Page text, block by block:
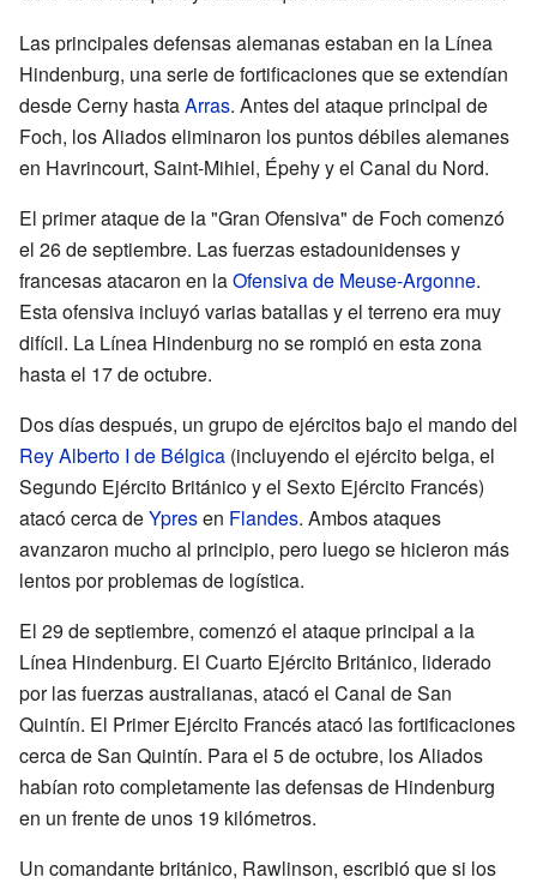
Las principales defensas alemanas estaban en la Línea
Hindenburg, una serie de fortificaciones que se extendían
desde Cerny hastaArras. Antes del ataque principal de
Foch, los Aliados eliminaron los puntos débiles alemanes
en Havrincourt, Saint-Mihiel, Épehy y el Canal du Nord.
El primer ataque de la "Gran Ofensiva" de Foch comenzó
el 26 de septiembre. Las fuerzas estadounidenses y
francesas atacaron en laOfensiva de Meuse-Argonne.
Esta ofensiva incluyó varias batallas y el terreno era muy
difícil. La Línea Hindenburg no se rompió en esta zona
hasta el 17 de octubre.
Dos días después, un grupo de ejércitos bajo el mando del
Rey Alberto I de Bélgica (incluyendo el ejército belga, el
Segundo Ejército Británico y el Sexto Ejército Francés)
atacó cerca deYpresen Flandes. Ambos ataques
avanzaron mucho al principio, pero luego se hicieron más
lentos por problemas de logística.
El 29 de septiembre, comenzó el ataque principal a la
Línea Hindenburg. El Cuarto Ejército Británico, liderado
por las fuerzas australianas, atacó el Canal de San
Quintín. El Primer Ejército Francés atacó las fortificaciones
cerca de San Quintín. Para el 5 de octubre, los Aliados
habían roto completamente las defensas de Hindenburg
en un frente de unos 19 kilómetros.
Un comandante británico, Rawlinson, escribió que si los